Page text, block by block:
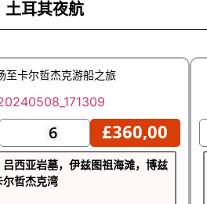
土耳其夜航
至卡尔哲杰克游船之旅
6 £360,00
西亚岩墓，伊兹图祖海滩，博兹
哲杰克湾